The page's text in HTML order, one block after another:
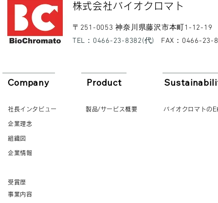
​株式会社バイオクロマト​
​〒251-0053 神奈川県藤沢市本町1-12-19
​TEL：0466-23-8382(代)
​FAX：0466-23-
Company
社長インタビュー
企業理念
組織図
企業情報
受賞歴
Product
製品/サービス概要
事業内容
バイオクロマトの